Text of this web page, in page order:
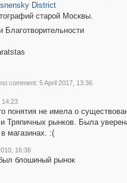
District
старой Москвы.
comment: 5 April 2017, 13:36
14:23
понятия не имела о
Тряпичных рынков. Была
магазинах. :(
16:36
блошиный рынок